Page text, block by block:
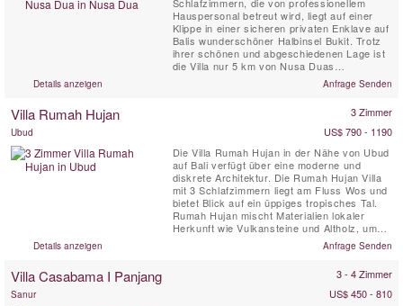
Hauspersonal betreut wird, liegt auf einer
Klippe in einer sicheren privaten Enklave auf
Balis wunderschöner Halbinsel Bukit. Trotz
ihrer schönen und abgeschiedenen Lage ist
die Villa nur 5 km von Nusa Duas
Geschäften, Restaurants, Golf- und
Wassersportaktivitäten entfernt, die alle mit
leicht erreichbar sind. Diese balinesische
Details anzeigen Anfrage Senden
Villa Rumah Hujan 3 Zimmer
Ubud
US$ 790 - 1190
Die Villa Rumah Hujan in der Nähe von Ubud
auf Bali verfügt über eine moderne und
diskrete Architektur. Die Rumah Hujan Villa
mit 3 Schlafzimmern liegt am Fluss Wos und
bietet Blick auf ein üppiges tropisches Tal.
Rumah Hujan mischt Materialien lokaler
Herkunft wie Vulkansteine ​​und Altholz, um
sich harmonisch in die Umgebung
einzufügen. Flach und in das Land integriert,
mit 3 Schlafzimmern und atemberaubendem
Details anzeigen Anfrage Senden
Villa Casabama I Panjang 3 - 4 Zimmer
Sanur
US$ 450 - 810